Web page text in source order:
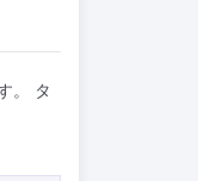
。 タ